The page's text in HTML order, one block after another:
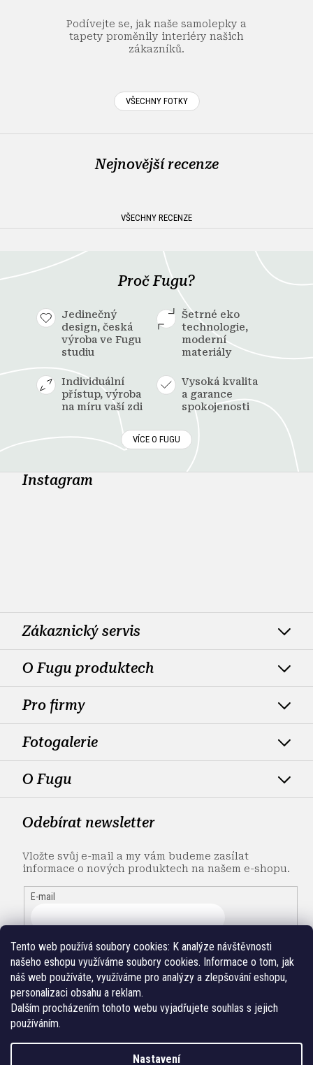
Tento web používá soubory cookies: K analýze návštěvnosti
našeho eshopu využíváme soubory cookies. Informace o tom, jak
náš web používáte, využíváme pro analýzy a zlepšování eshopu,
personalizaci obsahu a reklam.
Dalším procházením tohoto webu vyjadřujete souhlas s jejich
používáním.
Nastavení
Podívejte se, jak naše samolepky a
tapety proměnily interiéry našich
zákazníků.
VŠECHNY FOTKY
Nejnovější recenze
VŠECHNY RECENZE
Proč Fugu?
Jedinečný
design, česká
výroba ve Fugu
studiu
Šetrné eko
technologie,
moderní
materiály
Individuální
přístup, výroba
na míru vaší zdi
Vysoká kvalita
a garance
spokojenosti
VÍCE O FUGU
Instagram
Zákaznický servis
O Fugu produktech
Pro firmy
Fotogalerie
O Fugu
Odebírat newsletter
Vložte svůj e-mail a my vám budeme zasílat
informace o nových produktech na našem e-shopu.
E-mail